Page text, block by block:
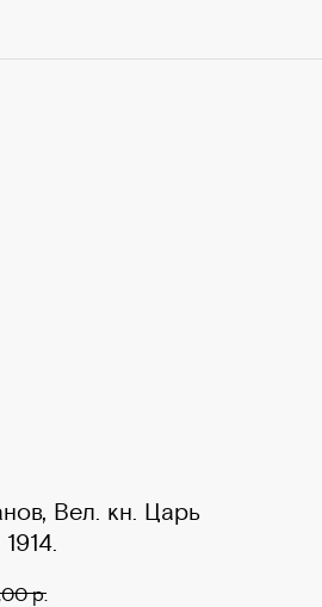
Вел. кн. Царь
р.